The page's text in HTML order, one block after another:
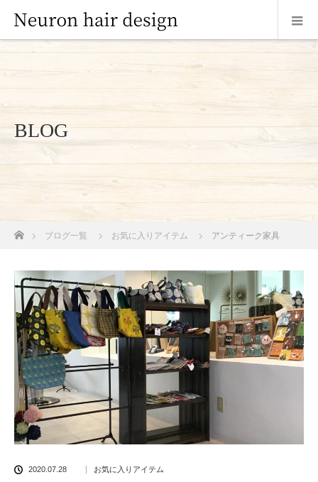
BLOG
ホームブログ一覧 お気に入りアイテム アンティーク家具
2020.07.28 お気に入りアイテム